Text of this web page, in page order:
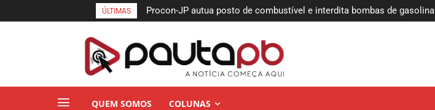
ÚLTIMAS
Procon-JP autua posto de combustível e interdita bombas de gasolina
QUEM SOMOS COLUNAS